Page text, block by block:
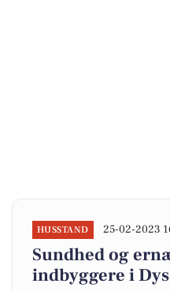
HUSSTAND 25-02-2023
Sundhed og
indbyggere i